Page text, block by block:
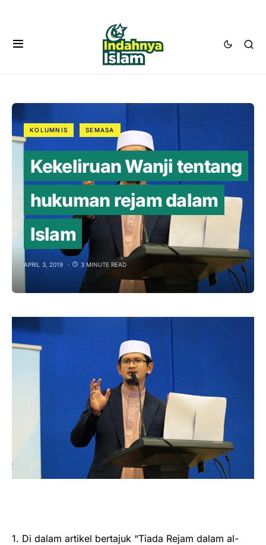
KOLUMNIS SEMASA
Kekeliruan Wanji tentang
hukuman rejam dalam
Islam
APRIL 3, 2019 3 MINUTE READ
1. Di dalam artikel bertajuk “Tiada Rejam dalam al-